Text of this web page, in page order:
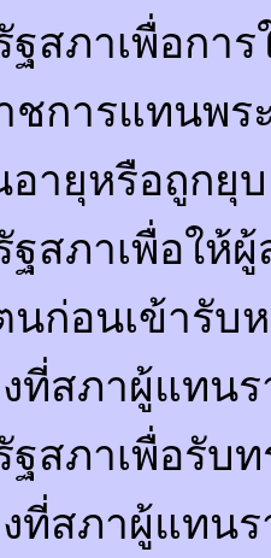
สภาเพื่อกา
ชการแทนพ
ายุหรือถูกยุบ
สภาเพื่อให้
ก่อนเข้ารับ
ที่สภาผู้แทน
สภาเพื่อรับ
ที่สภาผู้แทน